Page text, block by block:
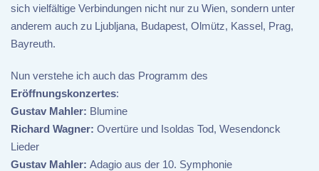
sich vielfältige Verbindungen nicht nur zu Wien, sondern unter
anderem auch zu Ljubljana, Budapest, Olmütz, Kassel, Prag,
Bayreuth.
Nun verstehe ich auch das Programm des
Eröffnungskonzertes:
Gustav Mahler: Blumine
Richard Wagner: Overtüre und Isoldas Tod, Wesendonck
Lieder
Gustav Mahler: Adagio aus der 10. Symphonie